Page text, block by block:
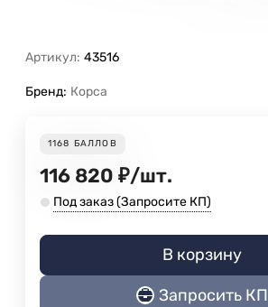
Артикул: 43516
Бренд: Корса
1168 БАЛЛОВ
116 820 ₽/шт.
Под заказ (Запросите КП)
В корзину
Запросить КП